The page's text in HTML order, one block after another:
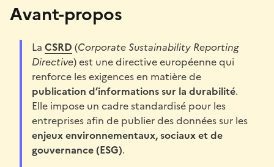
Avant-propos
La CSRD (Corporate Sustainability Reporting
Directive) est une directive européenne qui
renforce les exigences en matière de
publication d’informations sur la durabilité.
Elle impose un cadre standardisé pour les
entreprises afin de publier des données sur les
enjeux environnementaux, sociaux et de
gouvernance (ESG).